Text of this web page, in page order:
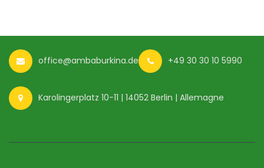
office@ambaburkina.de +49 30 30 10 5990
Karolingerplatz 10-11 | 14052 Berlin | Allemagne